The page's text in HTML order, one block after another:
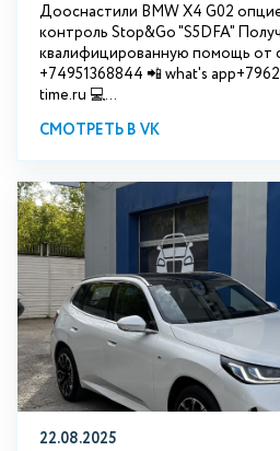
Дооснастили BMW X4 G02
контроль Stop&Go "S5DFA"
квалифицированную помощь от
+74951368844 📲 what's
time.ru 💻...
СМОТРЕТЬ В VK
22.08.2025